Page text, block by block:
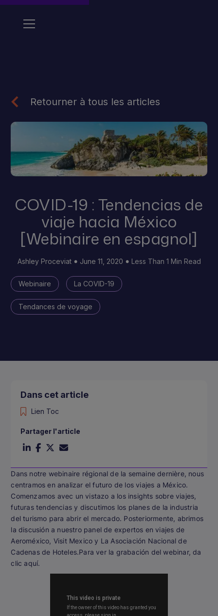
Retourner à tous les articles
COVID-19 : Tendencias de
viaje hacia México
[Webinaire en espagnol]
Ashley Proceviat June 11, 2020 Less Than 1 Min Read
Webinaire La COVID-19
Tendances de voyage
Dans notre webinaire régional de la semaine dernière, nous
centramos en analizar el futuro de los viajes a México.
Comenzamos avec un vistazo a los insights sobre viajes,
futuras tendencias y discutimos los planes de la industria
del turismo para abrir el mercado. Posteriormente, abrimos
la discusión a nuestro panel de expertos en viajes de
Aeroméxico, Visit Mexico y La Asociación Nacional de
Cadenas de Hoteles.Para ver la grabación del webinar, da
clic aquí.
Dans cet article
Lien Toc
Partager l'article